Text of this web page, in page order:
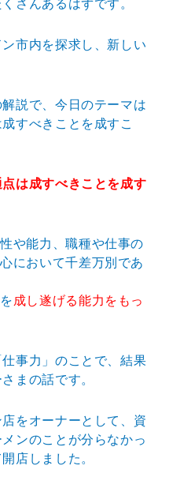
さんあるはずです。
市内を探求し、新しい
説で、今日のテーマは
すべきことを成すこ
は成すべきことを成す
や能力、職種や仕事の
において千差万別であ
成し遂げる能力をもっ
仕事力」のことで、結果
まの話です。
をオーナーとして、資
ンのことが分らなかっ
店しました。